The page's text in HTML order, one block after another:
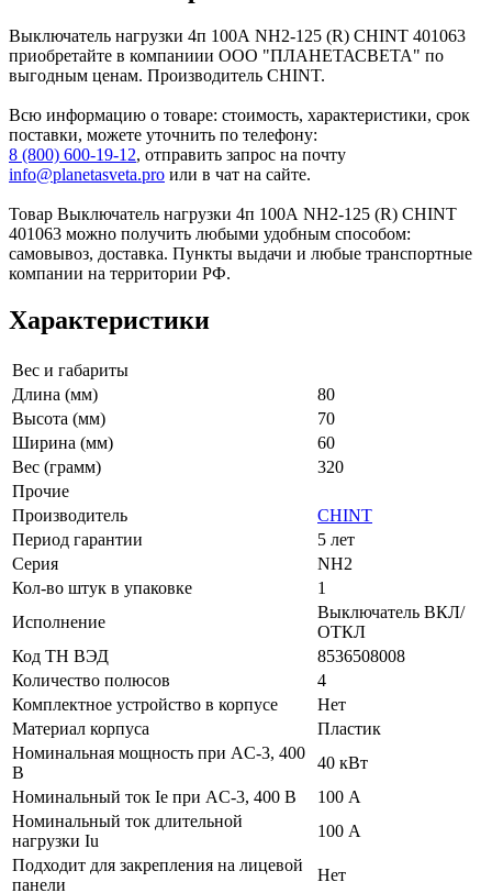
Выключатель нагрузки 4п 100А NH2-125 (R) CHINT 401063
приобретайте в компаниии ООО "ПЛАНЕТАСВЕТА" по
выгодным ценам. Производитель CHINT.
Всю информацию о товаре: стоимость, характеристики, срок
поставки, можете уточнить по телефону:
8 (800) 600-19-12, отправить запрос на почту
info@planetasveta.pro или в чат на сайте.
Товар Выключатель нагрузки 4п 100А NH2-125 (R) CHINT
401063 можно получить любыми удобным способом:
самовывоз, доставка. Пункты выдачи и любые транспортные
компании на территории РФ.
Характеристики
Вес и габариты
Длина (мм)
80
Высота (мм)
70
Ширина (мм)
60
Вес (грамм)
320
Прочие
Производитель
CHINT
Период гарантии
5 лет
Серия
NH2
Кол-во штук в упаковке
1
Исполнение
Выключатель ВКЛ/
ОТКЛ
Код ТН ВЭД
8536508008
Количество полюсов
4
Комплектное устройство в корпусе
Нет
Материал корпуса
Пластик
Номинальная мощность при AC-3, 400
В
40 кВт
Номинальный ток Ie при AC-3, 400 В
100 А
Номинальный ток длительной
нагрузки Iu
100 А
Подходит для закрепления на лицевой
панели
Нет